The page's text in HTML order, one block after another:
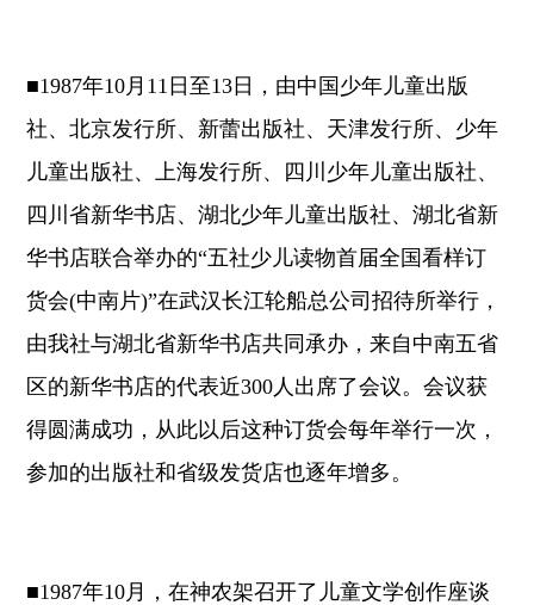
■1987年10月11日至13日，由中国少年儿童出版
社、北京发行所、新蕾出版社、天津发行所、少年
儿童出版社、上海发行所、四川少年儿童出版社、
四川省新华书店、湖北少年儿童出版社、湖北省新
华书店联合举办的“五社少儿读物首届全国看样订
货会(中南片)”在武汉长江轮船总公司招待所举行，
由我社与湖北省新华书店共同承办，来自中南五省
区的新华书店的代表近300人出席了会议。会议获
得圆满成功，从此以后这种订货会每年举行一次，
参加的出版社和省级发货店也逐年增多。
■1987年10月，在神农架召开了儿童文学创作座谈